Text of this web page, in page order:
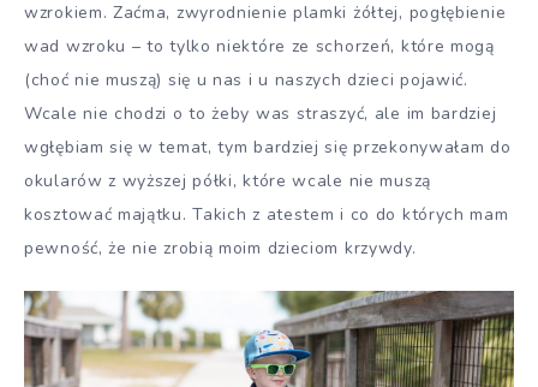
wzrokiem. Zaćma, zwyrodnienie plamki żółtej, pogłębienie
wad wzroku – to tylko niektóre ze schorzeń, które mogą
(choć nie muszą) się u nas i u naszych dzieci pojawić.
Wcale nie chodzi o to żeby was straszyć, ale im bardziej
wgłębiam się w temat, tym bardziej się przekonywałam do
okularów z wyższej półki, które wcale nie muszą
kosztować majątku. Takich z atestem i co do których mam
pewność, że nie zrobią moim dzieciom krzywdy.